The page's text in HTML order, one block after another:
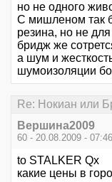
но не одного
С мишленом так
резина, но не
бридж же
а шум и
шумоизоляции
Re: Нокиан или
Вершина2009
60 - 20.08.2009 - 07:46
to STALKER Qx
какие цены в